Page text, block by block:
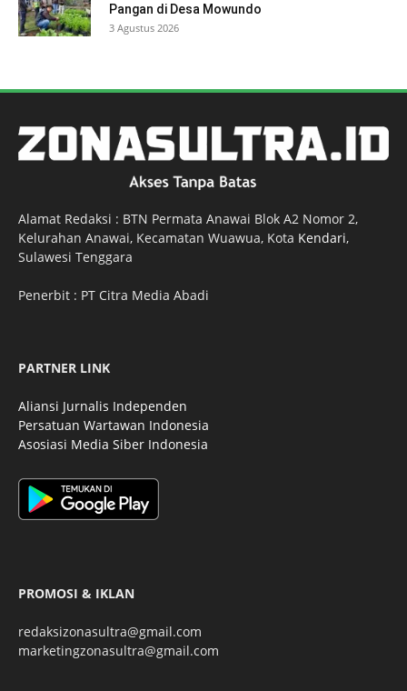
Pangan di Desa Mowundo
3 Agustus 2026
Alamat Redaksi : BTN Permata Anawai Blok A2 Nomor 2,
Kelurahan Anawai, Kecamatan Wuawua, Kota Kendari,
Sulawesi Tenggara
Penerbit : PT Citra Media Abadi
PARTNER LINK
Aliansi Jurnalis Independen
Persatuan Wartawan Indonesia
Asosiasi Media Siber Indonesia
PROMOSI & IKLAN
redaksizonasultra@gmail.com
marketingzonasultra@gmail.com